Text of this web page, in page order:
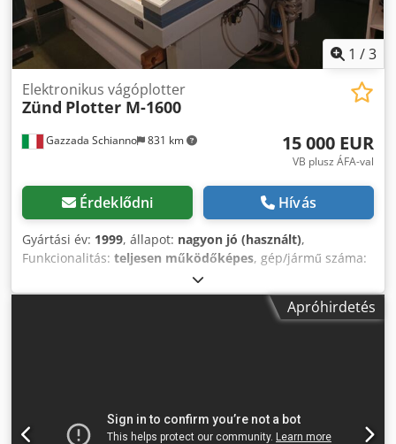
1 /3
Gazzada Schianno 831 km
Elektronikus vágóplotter
Zünd Plotter M-1600
15 000 EUR
VB plusz ÁFA-val
Érdeklődni Hívás
Gyártási év: 1999, állapot: nagyon jó (használt),
Funkcionalitás: teljesen működőképes, gép/jármű száma:
, Plotter/vágógép a csomagolástechnikai tervek
készítéséhez, tartalmazza a szervert és a CAD szoftvert
(ARTIOSCAD). Dkedpfx Anjzkbadsfsr Munkafelület: 1300 x
Apróhirdetés